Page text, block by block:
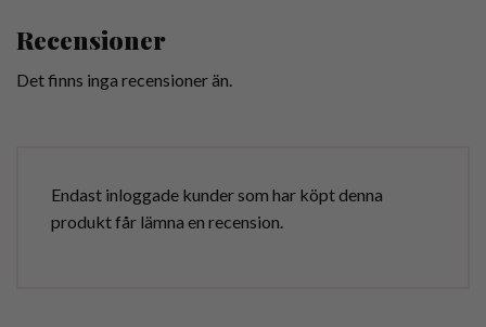
Recensioner
Det finns inga recensioner än.
Endast inloggade kunder som har köpt denna
produkt får lämna en recension.